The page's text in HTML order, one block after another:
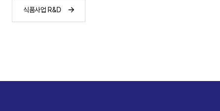
식품사업 R&D